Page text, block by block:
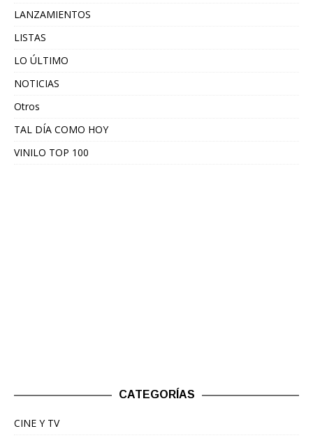
LANZAMIENTOS
LISTAS
LO ÚLTIMO
NOTICIAS
Otros
TAL DÍA COMO HOY
VINILO TOP 100
CATEGORÍAS
CINE Y TV